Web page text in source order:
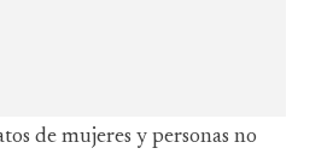
de mujeres y personas no